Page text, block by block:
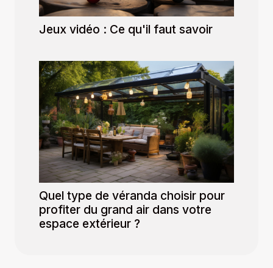
Jeux vidéo : Ce qu'il faut savoir
Quel type de véranda choisir pour
profiter du grand air dans votre
espace extérieur ?